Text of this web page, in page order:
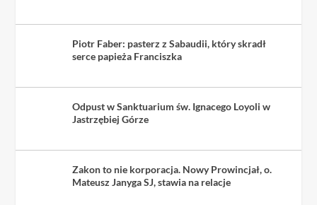
Piotr Faber: pasterz z Sabaudii, który skradł
serce papieża Franciszka
Odpust w Sanktuarium św. Ignacego Loyoli w
Jastrzębiej Górze
Zakon to nie korporacja. Nowy Prowincjał, o.
Mateusz Janyga SJ, stawia na relacje